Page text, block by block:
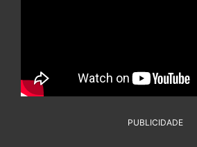
PUBLICIDADE